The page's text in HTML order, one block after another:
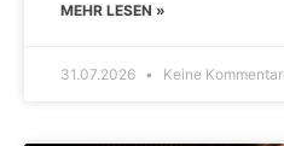
MEHR LESEN »
31.07.2026 Keine